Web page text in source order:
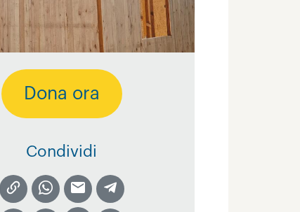
Dona ora
Condividi